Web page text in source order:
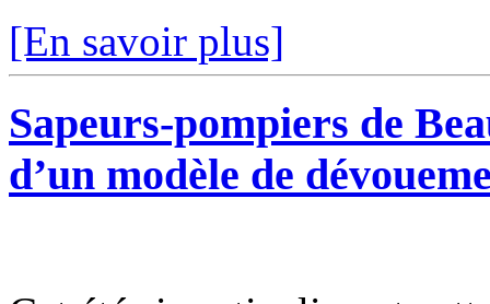
[En savoir plus]
Sapeurs-pompiers de
d’un modèle de